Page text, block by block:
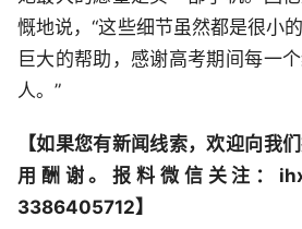
慨地说，“这些细节虽然都是很小
巨大的帮助，感谢高考期间每一
人。”
【如果您有新闻线索，欢迎向我
用酬谢。报料微信关注：
3386405712】